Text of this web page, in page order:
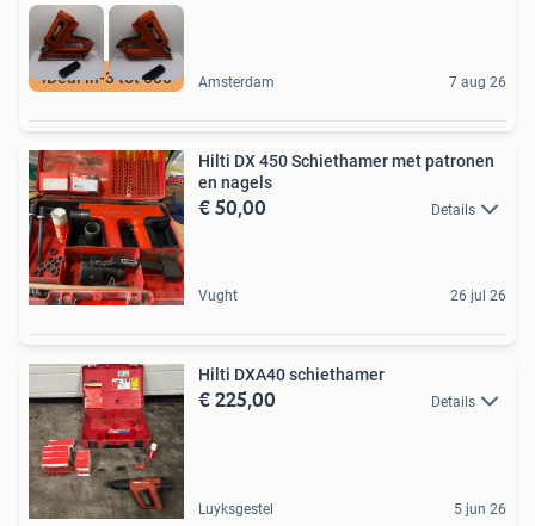
iDeal in-3 tot 600 Amsterdam 7 aug 26
Hilti DX 450 Schiethamer met patronen
en nagels
€ 50,00 Details
Vught 26 jul 26
Hilti DXA40 schiethamer
€ 225,00 Details
Luyksgestel 5 jun 26